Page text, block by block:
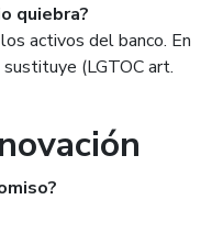
quiebra?
activos del banco. En
(LGTOC art.